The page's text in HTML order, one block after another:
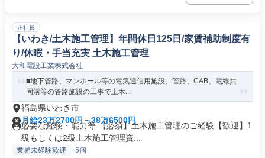
正社員
【いわき/土木施工管理】年間休日125日/家賃補助制度有
り/休暇・手当充実 土木施工管理
大和電設工業株式会社
■地下管路、マンホール等の電気通信用施設、管路、CAB、電線共
同溝等の管路施設の工事で土木...
福島県いわき市
月給23万2700円～38万6500円
必要な経験・能力等 【必須】土木施工管理のご経験【歓迎】1
級もしくは2級土木施工管理資...
業界未経験歓迎 +5個